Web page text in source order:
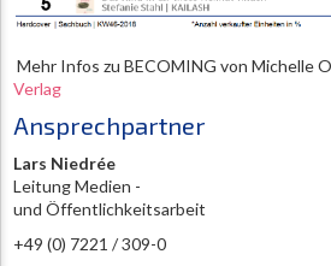
Mehr Infos zu BECOMING von Michelle
Verlag
Ansprechpartner
Lars Niedrée
Leitung Medien -
und Öffentlichkeitsarbeit
+49 (0) 7221 / 309-0